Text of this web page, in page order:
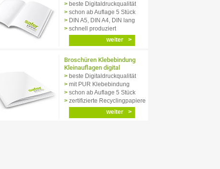
beste Digitaldruckqualität
schon ab Auflage 5 Stück
DIN A5, DIN A4, DIN lang
schnell produziert
weiter
Broschüren Klebebindung
Kleinauflagen digital
beste Digitaldruckqualität
mit PUR Klebebindung
schon ab Auflage 5 Stück
zertifizierte Recyclingpapiere
weiter